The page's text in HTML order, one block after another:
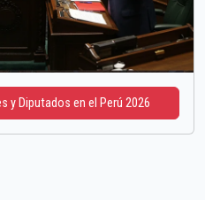
y Diputados en el Perú 2026